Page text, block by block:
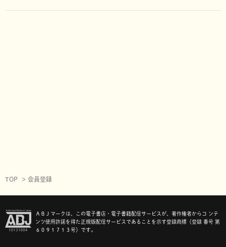
TOP 会員登録
ＡＢＪマークは、この電子書店・電子書籍配信サービスが、著作権者からコ ンテ
ンツ使用許諾を得た正規版配信サービスであることを示す登録商標（登録 番号 第
６０９１７１３号）です。